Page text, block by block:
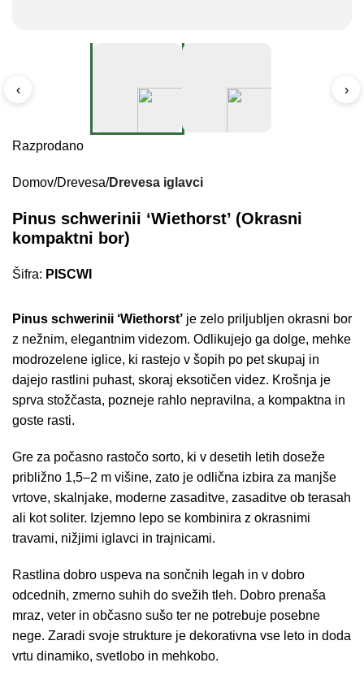
‹ ›
Razprodano
Domov Drevesa Drevesa iglavci
Pinus schwerinii ‘Wiethorst’ (Okrasni
kompaktni bor)
Šifra: PISCWI
Pinus schwerinii ‘Wiethorst’ je zelo priljubljen okrasni bor
z nežnim, elegantnim videzom. Odlikujejo ga dolge, mehke
modrozelene iglice, ki rastejo v šopih po pet skupaj in
dajejo rastlini puhast, skoraj eksotičen videz. Krošnja je
sprva stožčasta, pozneje rahlo nepravilna, a kompaktna in
goste rasti.
Gre za počasno rastočo sorto, ki v desetih letih doseže
približno 1,5–2 m višine, zato je odlična izbira za manjše
vrtove, skalnjake, moderne zasaditve, zasaditve ob terasah
ali kot soliter. Izjemno lepo se kombinira z okrasnimi
travami, nižjimi iglavci in trajnicami.
Rastlina dobro uspeva na sončnih legah in v dobro
odcednih, zmerno suhih do svežih tleh. Dobro prenaša
mraz, veter in občasno sušo ter ne potrebuje posebne
nege. Zaradi svoje strukture je dekorativna vse leto in doda
vrtu dinamiko, svetlobo in mehkobo.